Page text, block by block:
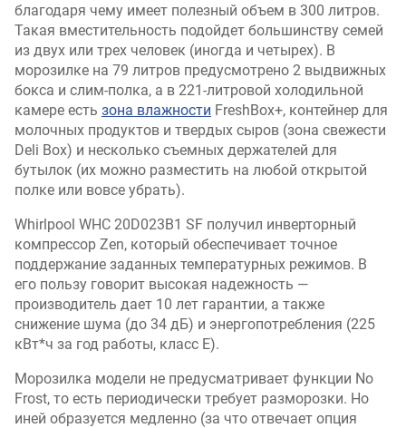
благодаря чему имеет полезный объем в 300 литров.
Такая вместительность подойдет большинству семей
из двух или трех человек (иногда и четырех). В
морозилке на 79 литров предусмотрено 2 выдвижных
бокса и слим-полка, а в 221-литровой холодильной
камере есть зона влажности FreshBox+, контейнер для
молочных продуктов и твердых сыров (зона свежести
Deli Box) и несколько съемных держателей для
бутылок (их можно разместить на любой открытой
полке или вовсе убрать).
Whirlpool WHC 20D023B1 SF получил инверторный
компрессор Zen, который обеспечивает точное
поддержание заданных температурных режимов. В
его пользу говорит высокая надежность —
производитель дает 10 лет гарантии, а также
снижение шума (до 34 дБ) и энергопотребления (225
кВт*ч за год работы, класс E).
Морозилка модели не предусматривает функции No
Frost, то есть периодически требует разморозки. Но
иней образуется медленно (за что отвечает опция